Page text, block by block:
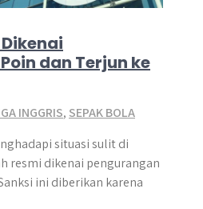
dan Terjun ke
INGGRIS, SEPAK BOLA
situasi sulit di
resmi dikenai pengurangan
ini diberikan karena